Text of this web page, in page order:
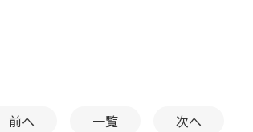
前へ 一覧 次へ